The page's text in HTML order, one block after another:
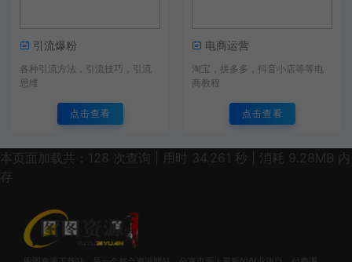
引流爆粉
各种引流方法，引流技巧，引流
思维
点击查看
电商运营
淘宝，拼多多，抖音小店等等电
商教程
点击查看
本页面加载共：128 次查询 | 用时 34.261 秒 | 消耗 9.28MB 内
存